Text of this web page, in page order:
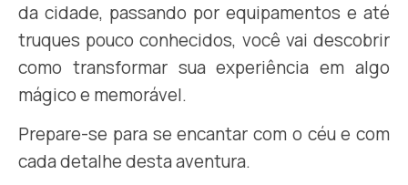
da cidade, passando por equipamentos e até
truques pouco conhecidos, você vai descobrir
como transformar sua experiência em algo
mágico e memorável.
Prepare-se para se encantar com o céu e com
cada detalhe desta aventura.